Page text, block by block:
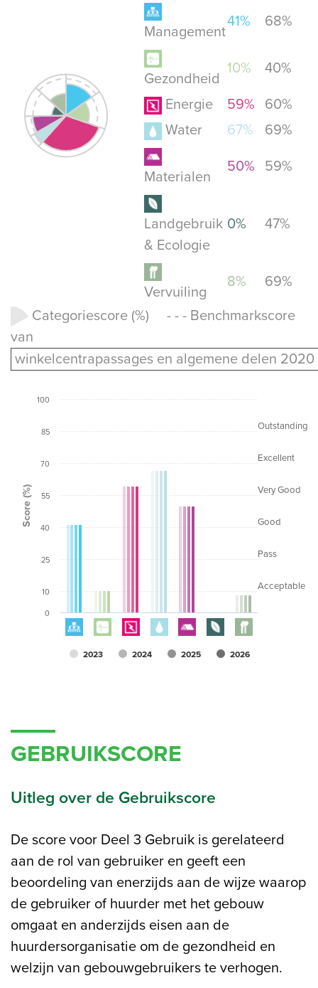
Management
41% 68%
Gezondheid
10% 40%
Energie 59%
60%
Water
67% 69%
Materialen
50% 59%
Landgebruik
& Ecologie
0% 47%
Vervuiling
8%
69%
Categoriescore (%) - - - Benchmarkscore
van
winkelcentrapassages en algemene delen 2020
Acceptable
Pass
Good
Very Good
Excellent
Outstanding
Score (%)
2023 2024 2025 2026
0
10
25
40
55
70
85
100
GEBRUIKSCORE
Uitleg over de Gebruikscore
De score voor Deel 3 Gebruik is gerelateerd
aan de rol van gebruiker en geeft een
beoordeling van enerzijds aan de wijze waarop
de gebruiker of huurder met het gebouw
omgaat en anderzijds eisen aan de
huurdersorganisatie om de gezondheid en
welzijn van gebouwgebruikers te verhogen.